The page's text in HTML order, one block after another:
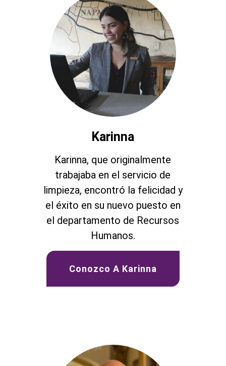
Karinna
Karinna, que originalmente
trabajaba en el servicio de
limpieza, encontró la felicidad y
el éxito en su nuevo puesto en
el departamento de Recursos
Humanos.
Conozco A Karinna